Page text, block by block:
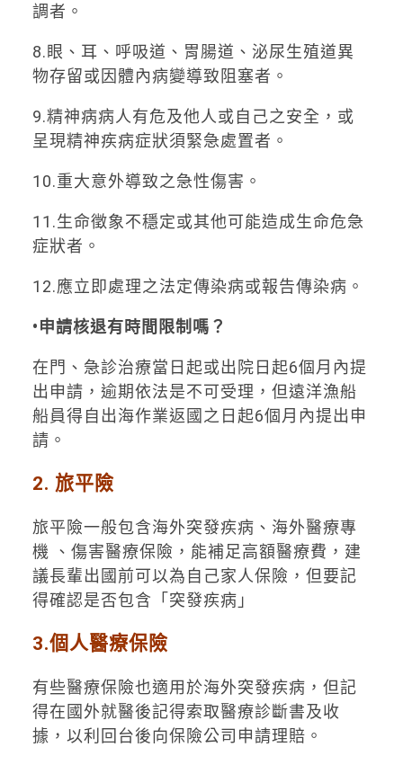
調者。
8.眼、耳、呼吸道、胃腸道、泌尿生殖道異
物存留或因體內病變導致阻塞者。
9.精神病病人有危及他人或自己之安全，或
呈現精神疾病症狀須緊急處置者。
10.重大意外導致之急性傷害。
11.生命徵象不穩定或其他可能造成生命危急
症狀者。
12.應立即處理之法定傳染病或報告傳染病。
•申請核退有時間限制嗎？
在門、急診治療當日起或出院日起6個月內提
出申請，逾期依法是不可受理，但遠洋漁船
船員得自出海作業返國之日起6個月內提出申
請。
2. 旅平險
旅平險一般包含海外突發疾病、海外醫療專
機 、傷害醫療保險，能補足高額醫療費，建
議長輩出國前可以為自己家人保險，但要記
得確認是否包含「突發疾病」
3.個人醫療保險
有些醫療保險也適用於海外突發疾病，但記
得在國外就醫後記得索取醫療診斷書及收
據，以利回台後向保險公司申請理賠。